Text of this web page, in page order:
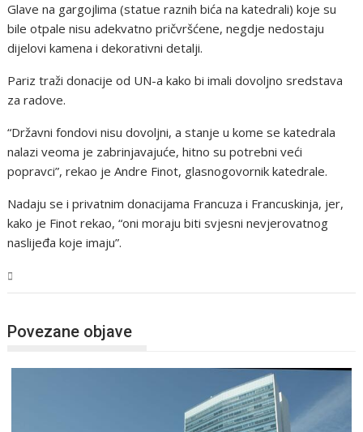
Glave na gargojlima (statue raznih bića na katedrali) koje su
bile otpale nisu adekvatno pričvršćene, negdje nedostaju
dijelovi kamena i dekorativni detalji.
Pariz traži donacije od UN-a kako bi imali dovoljno sredstava
za radove.
“Državni fondovi nisu dovoljni, a stanje u kome se katedrala
nalazi veoma je zabrinjavajuće, hitno su potrebni veći
popravci”, rekao je Andre Finot, glasnogovornik katedrale.
Nadaju se i privatnim donacijama Francuza i Francuskinja, jer,
kako je Finot rekao, “oni moraju biti svjesni nevjerovatnog
naslijeđa koje imaju”.
Povezane objave